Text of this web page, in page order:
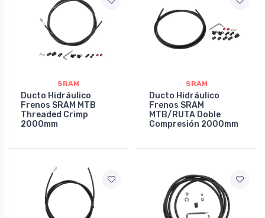
SRAM
Ducto Hidráulico
Frenos SRAM MTB
Threaded Crimp
2000mm
SRAM
Ducto Hidráulico
Frenos SRAM
MTB/RUTA Doble
Compresión 2000mm